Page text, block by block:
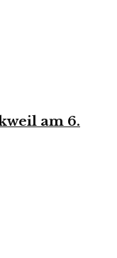
am 6.